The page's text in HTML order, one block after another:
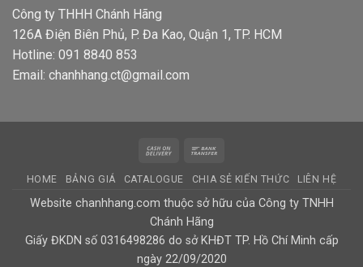
Công ty THHH Chánh Hãng
126A Điện Biên Phủ, P. Đa Kao, Quận 1, TP. HCM
Hotline: 091 8840 853
Email: chanhhang.ct@gmail.com
Cash
Delivery
HOME BẢNG GIÁ CATALOGUE CHIA SẺ KIẾN THỨC LIÊN HỆ
Website chanhhang.com thuộc sở hữu của Công ty TNHH
Chánh Hãng
Giấy ĐKDN số 0316498286 do sở KHĐT TP. Hồ Chí Minh cấp
ngày 22/09/2020